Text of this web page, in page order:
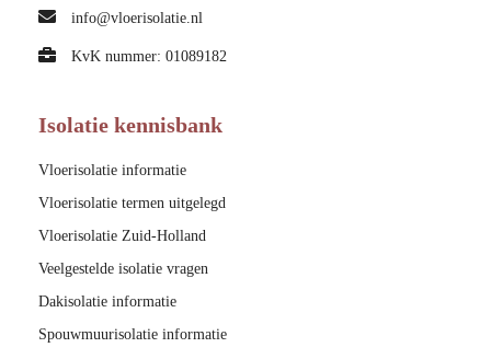
info@vloerisolatie.nl
KvK nummer: 01089182
Isolatie kennisbank
Vloerisolatie informatie
Vloerisolatie termen uitgelegd
Vloerisolatie Zuid-Holland
Veelgestelde isolatie vragen
Dakisolatie informatie
Spouwmuurisolatie informatie